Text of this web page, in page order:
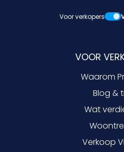
Voor verkopers
VOOR
Waarom
Blog &
Wat
Verkoop